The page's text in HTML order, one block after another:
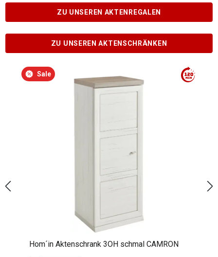
ZU UNSEREN AKTENREGALEN
ZU UNSEREN AKTENSCHRÄNKEN
Produktgalerie überspringen
Sale
Hom´in Aktenschrank 5OH schmal CAMRON